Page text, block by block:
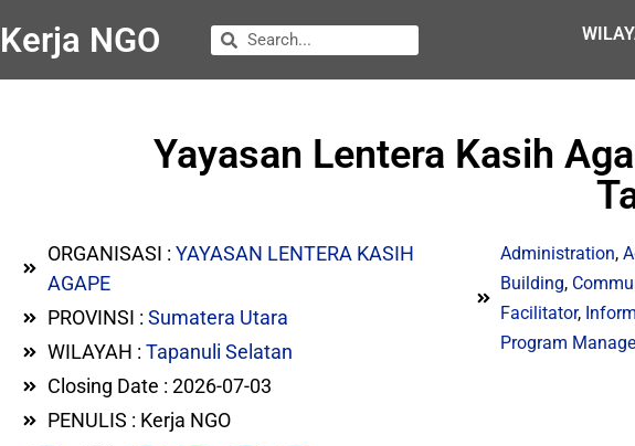
Kerja NGO
Yayasan Lentera Kasih
ORGANISASI : YAYASAN LENTERA KASIH
AGAPE
PROVINSI : Sumatera Utara
WILAYAH : Tapanuli Selatan
Closing Date : 2026-07-03
PENULIS : Kerja NGO
Administration,
Building,
Facilitator,
Program